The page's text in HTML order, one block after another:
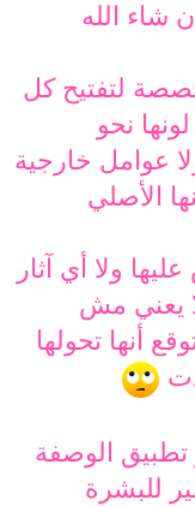
شاء الله
لتفتيح كل
نحو
عوامل خارجية
الأصلي
ولا أي آثار
يعني مش
أنها تحولها
تطبيق الوصفة
للبشرة